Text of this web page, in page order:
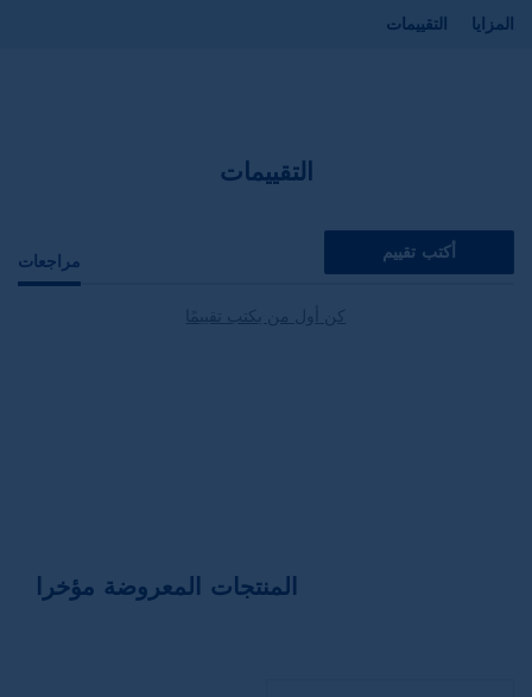
المزايا التقييمات
التقييمات
مراجعات أكتب تقييم
كن أول من يكتب تقييمًا
المنتجات المعروضة مؤخرا